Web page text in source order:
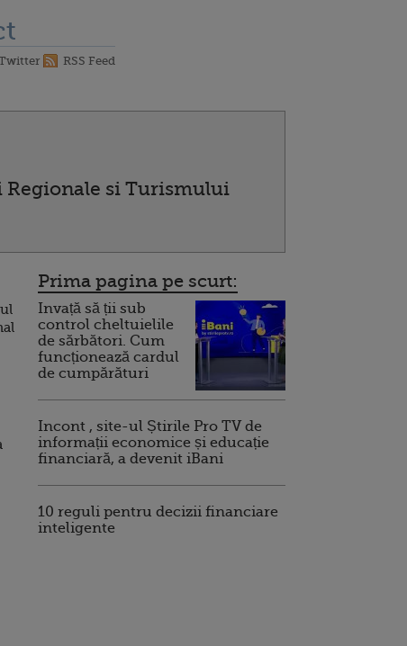
RSS Feed
si Turismului
Prima pagina pe scurt:
Invață să ții sub
control cheltuielile
de sărbători. Cum
funcționează cardul
de cumpărături
Incont , site-ul Știrile Pro TV de
informații economice și educație
financiară, a devenit iBani
10 reguli pentru decizii financiare
inteligente